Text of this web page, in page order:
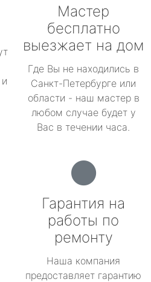
Мастер
бесплатно
выезжает на дом
Где Вы не находились в
Санкт-Петербурге или
области - наш мастер в
любом случае будет у
Вас в течении часа.
Гарантия на
работы по
ремонту
Наша компания
предоставляет гарантию